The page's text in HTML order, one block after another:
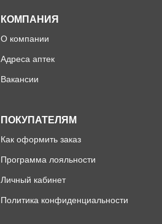
КОМПАНИЯ
О компании
Адреса аптек
Вакансии
ПОКУПАТЕЛЯМ
Как оформить заказ
Программа лояльности
Личный кабинет
Политика конфиденциальности